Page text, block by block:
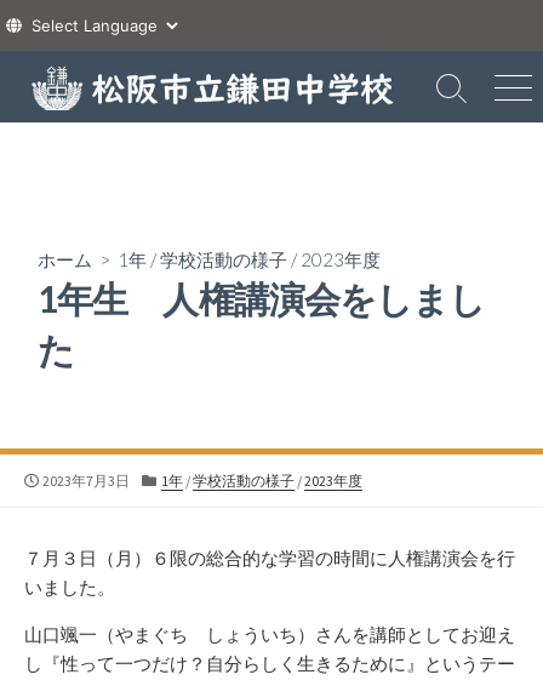
テ
検
索
メ
ニ
ホーム > 1年 /学校活動の様子 /2023年度
1年生 人権講演会をしまし
た
公
2023年7月3日
カ
リ
ー
1年/学校活動の様子/2023年度
７月３日（月）６限の総合的な学習の時間に人権講演会を行
いました。
山口颯一（やまぐち しょういち）さんを講師としてお迎え
し『性って一つだけ？自分らしく生きるために』というテー